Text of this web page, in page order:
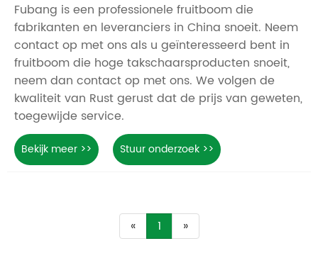
Fubang is een professionele fruitboom die
fabrikanten en leveranciers in China snoeit. Neem
contact op met ons als u geïnteresseerd bent in
fruitboom die hoge takschaarsproducten snoeit,
neem dan contact op met ons. We volgen de
kwaliteit van Rust gerust dat de prijs van geweten,
toegewijde service.
Bekijk meer >> Stuur onderzoek >>
« 1 »